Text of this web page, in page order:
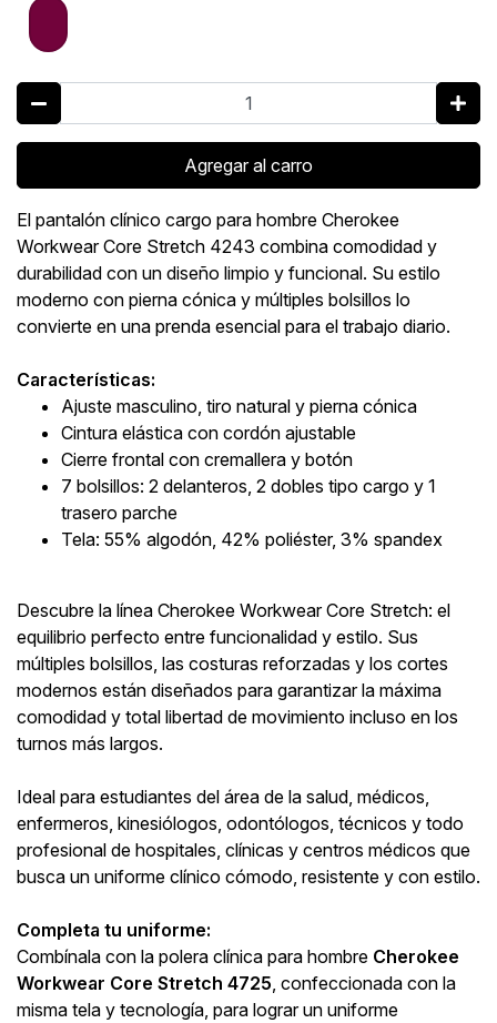
Agregar al carro
El pantalón clínico cargo para hombre Cherokee
Workwear Core Stretch 4243 combina comodidad y
durabilidad con un diseño limpio y funcional. Su estilo
moderno con pierna cónica y múltiples bolsillos lo
convierte en una prenda esencial para el trabajo diario.
Características:
Ajuste masculino, tiro natural y pierna cónica
Cintura elástica con cordón ajustable
Cierre frontal con cremallera y botón
7 bolsillos: 2 delanteros, 2 dobles tipo cargo y 1
trasero parche
Tela: 55% algodón, 42% poliéster, 3% spandex
Descubre la línea Cherokee Workwear Core Stretch: el
equilibrio perfecto entre funcionalidad y estilo. Sus
múltiples bolsillos, las costuras reforzadas y los cortes
modernos están diseñados para garantizar la máxima
comodidad y total libertad de movimiento incluso en los
turnos más largos.
Ideal para estudiantes del área de la salud, médicos,
enfermeros, kinesiólogos, odontólogos, técnicos y todo
profesional de hospitales, clínicas y centros médicos que
busca un uniforme clínico cómodo, resistente y con estilo.
Completa tu uniforme:
Combínala con la polera clínica para hombre Cherokee
Workwear Core Stretch 4725 , confeccionada con la
misma tela y tecnología, para lograr un uniforme